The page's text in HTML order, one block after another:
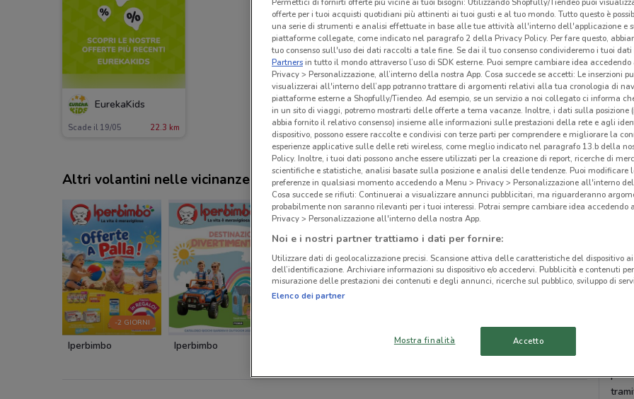
EurekaKids
Scade il 19/05 22.3 km
Altri volantini nelle vicinanze
-2 GIORNI
Iperbimbo Iperbimbo Cam Cam
I
il
La
offerte per i tuoi acquisti quotidiani più attinenti ai tuoi gusti e al tuo mondo. Tutto questo è
una serie di strumenti e analisi effettuate in base alle tue attività all'interno dell'applicazione e
piattaforme collegate, come indicato nel paragrafo 2 della Privacy Policy. Per fare questo,
tuo consenso sull'uso dei dati raccolti a tale fine. Se dai il tuo consenso condivideremo i tuoi dati
Partnersin tutto il mondo attraverso l’uso di SDK esterne. Puoi sempre cambiare idea accedendo
Privacy > Personalizzazione, all’interno della nostra App. Cosa succede se accetti: Le inserzioni
visualizzerai all'interno dell’app potranno trattare di argomenti relativi alla tua cronologia di
piattaforme esterne a Shopfully/Tiendeo. Ad esempio, se un servizio a noi collegato ci informa
in un sito di viaggi, potremo mostrarti delle offerte a tema vacanze. Inoltre, i dati sulla posizione
abbia fornito il relativo consenso) insieme alle informazioni sulle prestazioni della rete e agli
dispositivo, possono essere raccolte e condivisi con terze parti per comprendere e migliorare la
esperienze applicative sulle delle reti wireless, come meglio indicato nel paragrafo 13.b della
Policy. Inoltre, i tuoi dati possono anche essere utilizzati per la creazione di report, ricerche di
scientifiche e statistiche, analisi basate sulla posizione e analisi delle tendenze. Puoi modificare
preferenze in qualsiasi momento accedendo a Menu > Privacy > Personalizzazione all'interno
Cosa succede se rifiuti: Continuerai a visualizzare annunci pubblicitari, ma riguarderanno
probabilmente non saranno rilevanti per i tuoi interessi. Potrai sempre cambiare idea accedendo
Privacy > Personalizzazione all'interno della nostra App.
Noi e i nostri partner trattiamo i dati per fornire:
Utilizzare dati di geolocalizzazione precisi. Scansione attiva delle caratteristiche del dispositivo
dell’identificazione. Archiviare informazioni su dispositivo e/o accedervi. Pubblicità e contenuti
misurazione delle prestazioni dei contenuti e degli annunci, ricerche sul pubblico, sviluppo di
Elenco dei partner
Mostra finalità Accetto